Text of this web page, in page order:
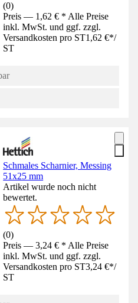
(0)
Preis — 1,62 € * Alle Preise
inkl. MwSt. und ggf. zzgl.
Versandkosten pro ST1,62 €*/
ST
Schmales Scharnier, Messing
51x25 mm
Artikel wurde noch nicht
bewertet.
(0)
Preis — 3,24 € * Alle Preise
inkl. MwSt. und ggf. zzgl.
Versandkosten pro ST3,24 €*/
ST